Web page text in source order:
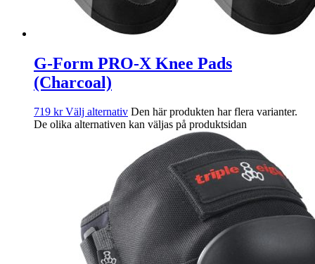
G-Form PRO-X Knee Pads
(Charcoal)
719 kr Välj alternativ Den här produkten har flera varianter.
De olika alternativen kan väljas på produktsidan